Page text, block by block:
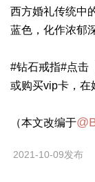
西方婚礼传统中
蓝色，化作浓郁
#钻石戒指#点击
或购买vip卡，在
（本文改编于
2021-10-09发布